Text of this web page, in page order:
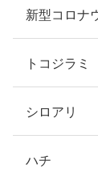
新型コロナ
トコジラミ
シロアリ
ハチ